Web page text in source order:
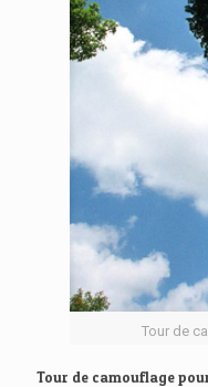
Tour de
Tour de camouflage